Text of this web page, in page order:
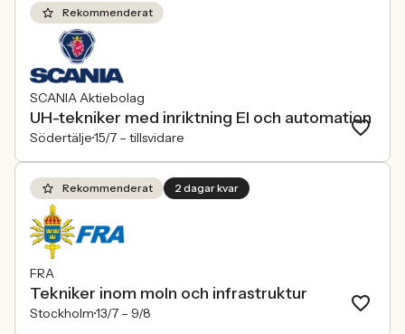
Rekommenderat
SCANIA Aktiebolag
UH-tekniker med inriktning El och automation
Södertälje15/7 – tillsvidare
Rekommenderat 2 dagar kvar
FRA
Tekniker inom moln och infrastruktur
Stockholm13/7 – 9/8